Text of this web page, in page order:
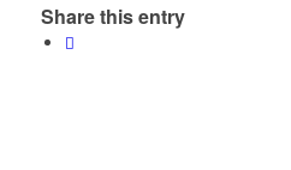
Share this entry